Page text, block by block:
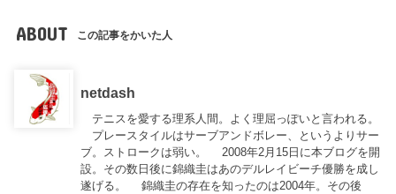
ABOUT この記事をかいた人
netdash
テニスを愛する理系人間。よく理屈っぽいと言われる。
プレースタイルはサーブアンドボレー、というよりサー
ブ。ストロークは弱い。 2008年2月15日に本ブログを開
設。その数日後に錦織圭はあのデルレイビーチ優勝を成し
遂げる。 錦織圭の存在を知ったのは2004年。その後